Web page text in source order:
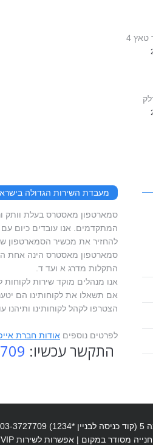
טאץ 4
מעבדת השירות הגדולה
המתקדמים. אנו עובדים כיום עם
להחזיר את מכשיר הסמארטפון
סמארטפון מאסטרס הינה אחת
התקלות מדרג א ועד ד.
אנו מנהלים מוקד שירות
אם תשאלו את לקוחותינו הם
הצטרפו לקהל לקוחותינו ותיהנו
לפרטים נוספים אודות חברת
התקשר עכשיו: